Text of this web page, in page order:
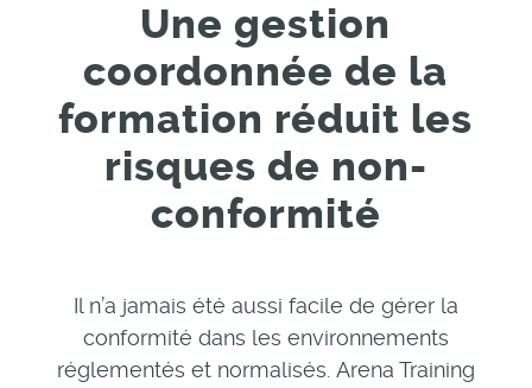
Une gestion
coordonnée de la
formation réduit les
risques de non-
conformité
Il n’a jamais été aussi facile de gérer la
conformité dans les environnements
réglementés et normalisés. Arena Training